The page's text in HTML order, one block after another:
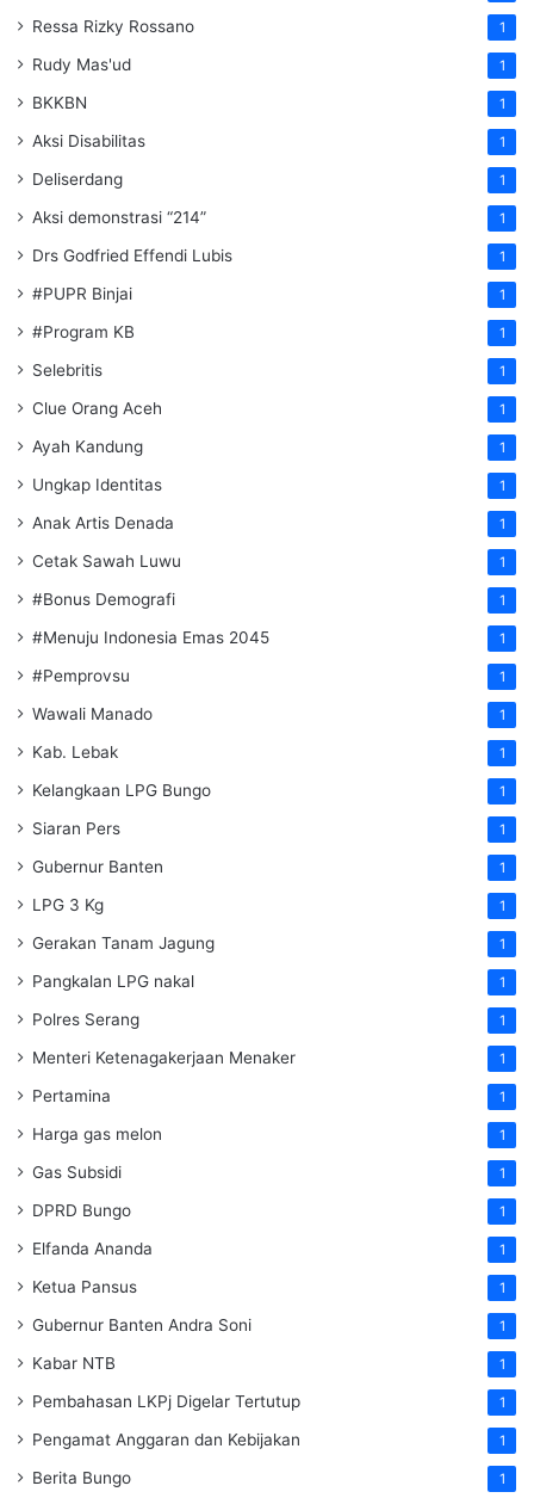
Ressa Rizky Rossano 1
Rudy Mas'ud 1
BKKBN 1
Aksi Disabilitas 1
Deliserdang 1
Aksi demonstrasi “214” 1
Drs Godfried Effendi Lubis 1
#PUPR Binjai 1
#Program KB 1
Selebritis 1
Clue Orang Aceh 1
Ayah Kandung 1
Ungkap Identitas 1
Anak Artis Denada 1
Cetak Sawah Luwu 1
#Bonus Demografi 1
#Menuju Indonesia Emas 2045 1
#Pemprovsu 1
Wawali Manado 1
Kab. Lebak 1
Kelangkaan LPG Bungo 1
Siaran Pers 1
Gubernur Banten 1
LPG 3 Kg 1
Gerakan Tanam Jagung 1
Pangkalan LPG nakal 1
Polres Serang 1
Menteri Ketenagakerjaan Menaker 1
Pertamina 1
Harga gas melon 1
Gas Subsidi 1
DPRD Bungo 1
Elfanda Ananda 1
Ketua Pansus 1
Gubernur Banten Andra Soni 1
Kabar NTB 1
Pembahasan LKPj Digelar Tertutup 1
Pengamat Anggaran dan Kebijakan 1
Berita Bungo 1